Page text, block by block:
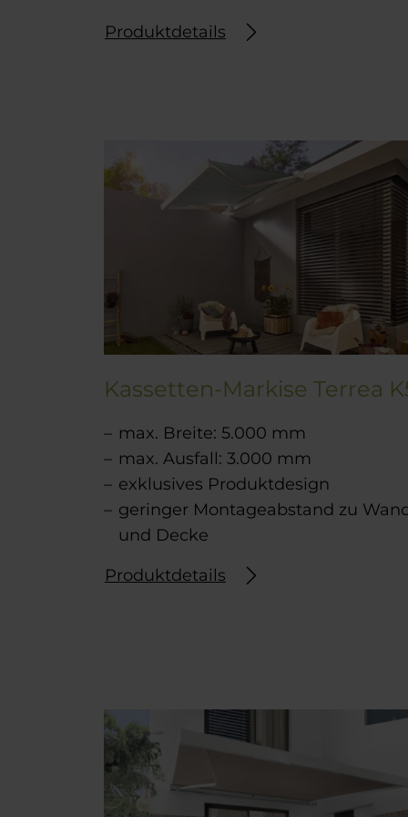
a
Produktdetails
Kassetten-Markise Terrea
max. Breite: 5.000 mm
max. Ausfall: 3.000 mm
exklusives Produktdesign
geringer Montageabstand zu
und Decke
Produktdetails